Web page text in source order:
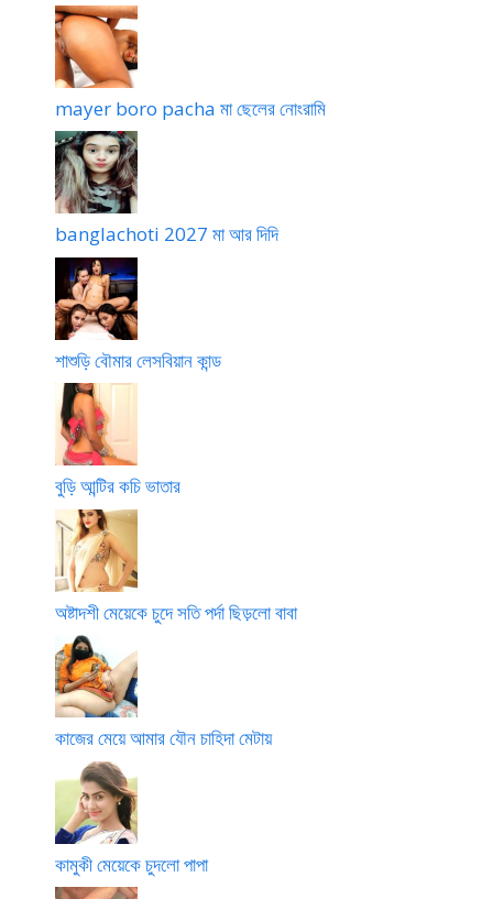
mayer boro pacha মা ছেলের নোংরামি
banglachoti 2027 মা আর দিদি
শাশুড়ি বৌমার লেসবিয়ান কান্ড
বুড়ি আন্টির কচি ভাতার
অষ্টাদশী মেয়েকে চুদে সতি পর্দা ছিড়লো বাবা
কাজের মেয়ে আমার যৌন চাহিদা মেটায়
কামুকী মেয়েকে চুদলো পাপা